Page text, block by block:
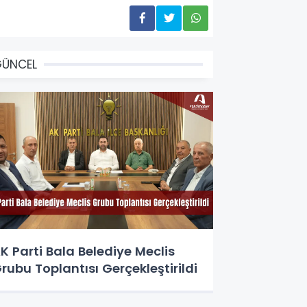
Parti Bala Belediye Meclis
Toplantısı Gerçekleştirildi